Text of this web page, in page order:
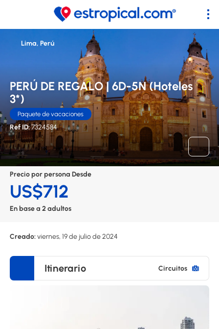
PERÚ DE REGALO | 6D-5N (Hoteles
3*)
Paquete de vacaciones
Ref ID:7324584
Lima, Perú
Precio por persona Desde
US$712
En base a 2 adultos
Creado:viernes, 19 de julio de 2024
Itinerario Circuitos